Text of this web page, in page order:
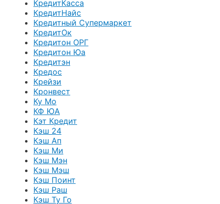
КредитКасса
КредитНайс
Кредитный Супермаркет
КредитОк
Кредитон ОРГ
Кредитон Юа
Кредитэн
Кредос
Крейзи
Кронвест
Ку Мо
КФ ЮА
Кэт Кредит
Кэш 24
Кэш Ап
Кэш Ми
Кэш Мэн
Кэш Мэш
Кэш Поинт
Кэш Раш
Кэш Ту Го